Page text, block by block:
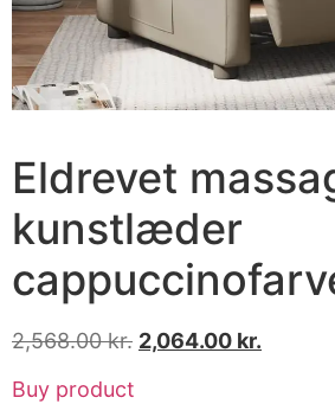
Eldrevet
kunstlæder
2,568.00kr. 2,064.00 kr.
Buy product